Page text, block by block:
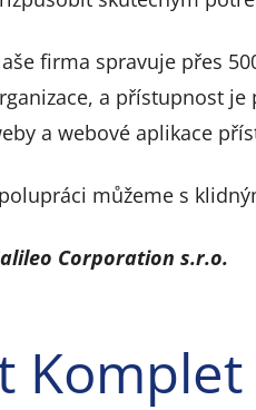
firma spravuje přes
a přístupnost
a webové aplikace
můžeme s
Corporation s.r.o.
Komplet